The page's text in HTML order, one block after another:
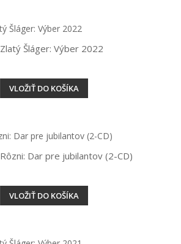
Zlatý Šláger: Výber 2022
VLOŽIŤ DO KOŠÍKA
Rôzni: Dar pre jubilantov (2-CD)
VLOŽIŤ DO KOŠÍKA